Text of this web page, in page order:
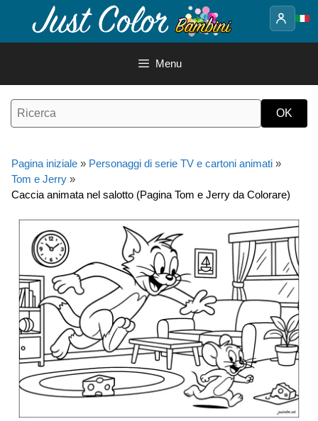
contenuto
Menu
Pagina iniziale » Personaggi di serie TV e cartoni animati »
Tom e Jerry »
Caccia animata nel salotto (Pagina Tom e Jerry da Colorare)